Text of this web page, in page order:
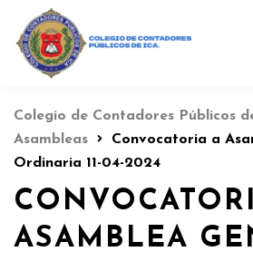
Colegio de Contadores Públicos
Asambleas
Convocatoria a
Ordinaria 11-04-2024
ASAMBLEA